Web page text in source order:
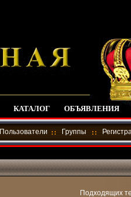
КАТАЛОГ ОБЪЯВЛЕНИЯ
Пользователи Группы
Подходящих